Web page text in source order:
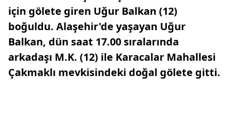
için gölete giren Uğur Balkan (12)
boğuldu. Alaşehir'de yaşayan Uğur
Balkan, dün saat 17.00 sıralarında
arkadaşı M.K. (12) ile Karacalar Mahallesi
Çakmaklı mevkisindeki doğal gölete gitti.